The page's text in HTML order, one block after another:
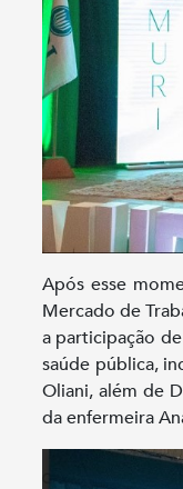
Após esse
Mercado de
a participação
saúde pública,
Oliani, além de
da enfermeira